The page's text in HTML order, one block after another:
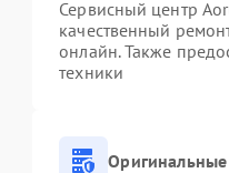
Сервисный центр
качественный
онлайн. Также
техники